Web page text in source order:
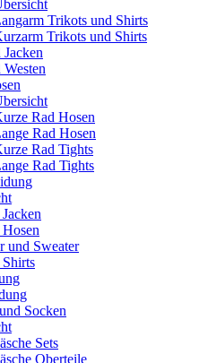
Trikots und Shirts
Trikots und Shirts
Jacken
Westen
Rad Hosen
Rad Hosen
Rad Tights
Rad Tights
und Sweater
Socken
Sets
Oberteile